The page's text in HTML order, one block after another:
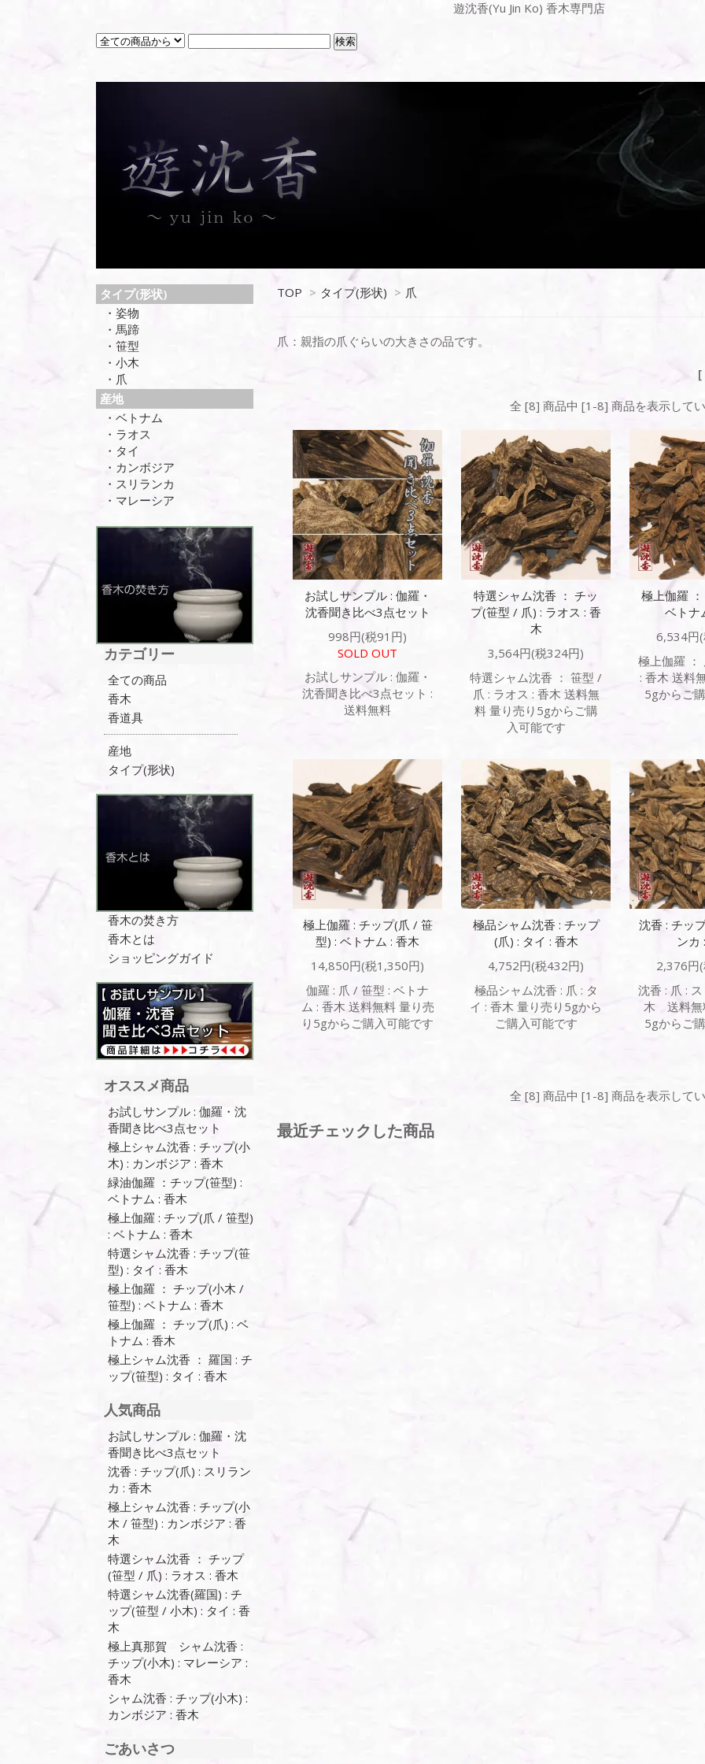
遊沈香(Yu Jin Ko) 香木専門店
TOP > タイプ(形状) > 爪
爪：親指の爪ぐらいの大きさの品です。
[
全 [8] 商品中 [1-8] 商品を表示して
お試しサンプル : 伽羅・
沈香聞き比べ3点セット
998円(税91円)
SOLD OUT
お試しサンプル : 伽羅・
沈香聞き比べ3点セット :
送料無料
特選シャム沈香 ： チッ
プ(笹型 / 爪) : ラオス : 香
木
3,564円(税324円)
特選シャム沈香 ： 笹型 /
爪 : ラオス : 香木 送料無
料 量り売り5gからご購
入可能です
極上伽羅
ベトナ
6,534円
極上伽羅 ：
: 香木 送料
5gからご
極上伽羅 : チップ(爪 / 笹
型) : ベトナム : 香木
14,850円(税1,350円)
伽羅 : 爪 / 笹型 : ベトナ
ム : 香木 送料無料 量り売
り5gからご購入可能です
極品シャム沈香 : チップ
(爪) : タイ : 香木
4,752円(税432円)
極品シャム沈香 : 爪 : タ
イ : 香木 量り売り5gから
ご購入可能です
沈香 : チッ
ンカ
2,376円
沈香 : 爪 :
木 送料無
5gからご
全 [8] 商品中 [1-8] 商品を表示して
最近チェックした商品
タイプ(形状)
・姿物
・馬蹄
・笹型
・小木
・爪
産地
・ベトナム
・ラオス
・タイ
・カンボジア
・スリランカ
・マレーシア
カテゴリー
全ての商品
香木
香道具
産地
タイプ(形状)
香木の焚き方
香木とは
ショッピングガイド
オススメ商品
お試しサンプル : 伽羅・沈
香聞き比べ3点セット
極上シャム沈香 : チップ(小
木) : カンボジア : 香木
緑油伽羅 ：チップ(笹型) :
ベトナム : 香木
極上伽羅 : チップ(爪 / 笹型)
: ベトナム : 香木
特選シャム沈香 : チップ(笹
型) : タイ : 香木
極上伽羅 ： チップ(小木 /
笹型) : ベトナム : 香木
極上伽羅 ： チップ(爪) : ベ
トナム : 香木
極上シャム沈香 ： 羅国 : チ
ップ(笹型) : タイ : 香木
人気商品
お試しサンプル : 伽羅・沈
香聞き比べ3点セット
沈香 : チップ(爪) : スリラン
カ : 香木
極上シャム沈香 : チップ(小
木 / 笹型) : カンボジア : 香
木
特選シャム沈香 ： チップ
(笹型 / 爪) : ラオス : 香木
特選シャム沈香(羅国) : チ
ップ(笹型 / 小木) : タイ : 香
木
極上真那賀 シャム沈香 :
チップ(小木) : マレーシア :
香木
シャム沈香 : チップ(小木) :
カンボジア : 香木
ごあいさつ